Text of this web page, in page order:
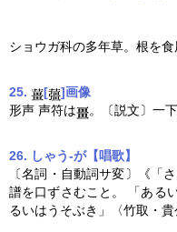
ショウガ科の多年草。根を食
25. [ ]画像
形声 声符は
。〔説文〕一
26. しゃう-が【唱歌】
〔名詞・自動詞サ変〕《「
譜を口ずさむこと。 「ある
るいはうそぶき」〈竹取・